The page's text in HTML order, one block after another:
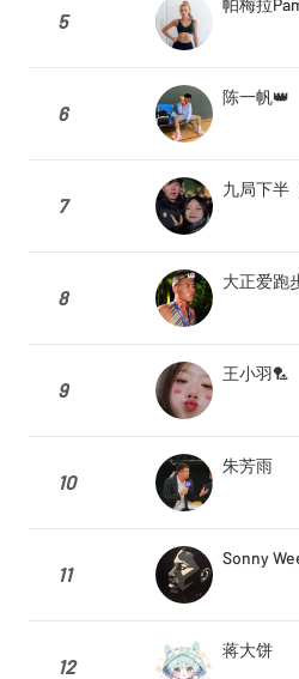
5
帕梅拉
6
陈一帆👑
7
九局下半
8
大正爱跑
9
王小羽🏸
10
朱芳雨
11
Sonny
12
蒋大饼